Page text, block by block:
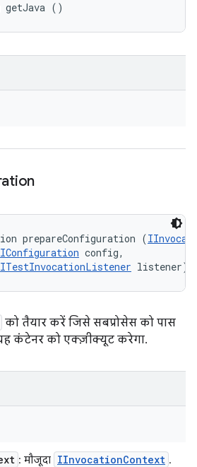
getJava ()
prepareConfiguration (
IConfiguration config,
ITestInvocationListener listener)
को तैयार करें जिसे सबप्रोसेस को पास
कंटेनर को एक्ज़ीक्यूट करेगा.
: मौजूदा IInvocationContext .